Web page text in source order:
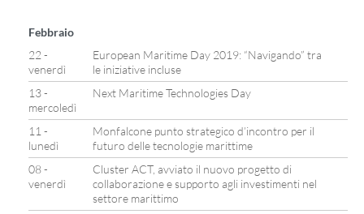
Febbraio
22 -
venerdì
European Maritime Day 2019: “Navigando” tra
le iniziative incluse
13 -
mercoledì
Next Maritime Technologies Day
11 -
lunedì
Monfalcone punto strategico d’incontro per il
futuro delle tecnologie marittime
08 -
venerdì
Cluster ACT, avviato il nuovo progetto di
collaborazione e supporto agli investimenti nel
settore marittimo